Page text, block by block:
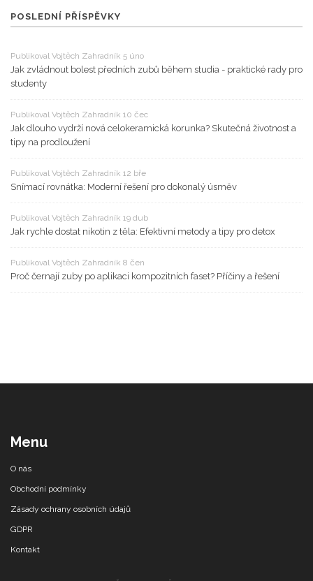
POSLEDNÍ PŘÍSPĚVKY
Publikoval Vojtěch Zahradník 5 úno
Jak zvládnout bolest předních zubů během studia - praktické rady pro
studenty
Publikoval Vojtěch Zahradník 10 čec
Jak dlouho vydrží nová celokeramická korunka? Skutečná životnost a
tipy na prodloužení
Publikoval Vojtěch Zahradník 12 bře
Snímací rovnátka: Moderní řešení pro dokonalý úsměv
Publikoval Vojtěch Zahradník 19 dub
Jak rychle dostat nikotin z těla: Efektivní metody a tipy pro detox
Publikoval Vojtěch Zahradník 8 čen
Proč černají zuby po aplikaci kompozitních faset? Příčiny a řešení
Menu
O nás
Obchodní podmínky
Zásady ochrany osobních údajů
GDPR
Kontakt